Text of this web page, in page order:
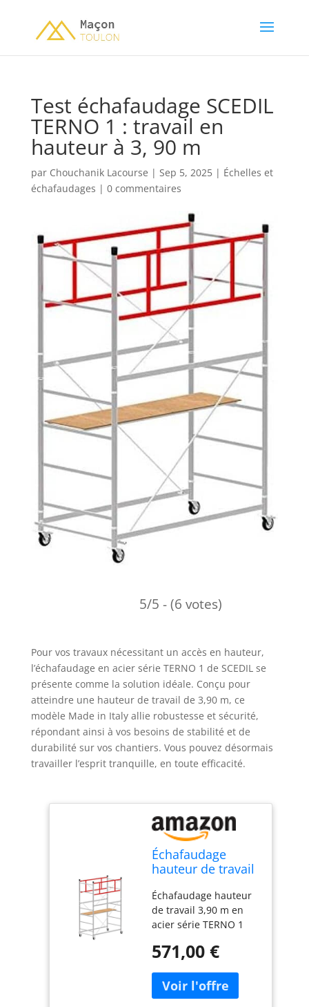
Test échafaudage SCEDIL
TERNO 1 : travail en
hauteur à 3, 90 m
par Chouchanik Lacourse | Sep 5, 2025| Échelles et
échafaudages | 0 commentaires
5/5 - (6 votes)
Pour vos travaux nécessitant un accès en hauteur,
l’échafaudage en acier série TERNO 1 de SCEDIL se
présente comme la solution idéale. Conçu pour
atteindre une hauteur de travail de 3,90 m, ce
modèle Made in Italy allie robustesse et sécurité,
répondant ainsi à vos besoins de stabilité et de
durabilité sur vos chantiers. Vous pouvez désormais
travailler l’esprit tranquille, en toute efficacité.
Échafaudage
hauteur de travail
série TERNO 1
Made en Italy |
SCEDIL
Échafaudage hauteur
de travail 3,90 m en
acier série TERNO 1
BUILDING_MATERIAL
571,00 €